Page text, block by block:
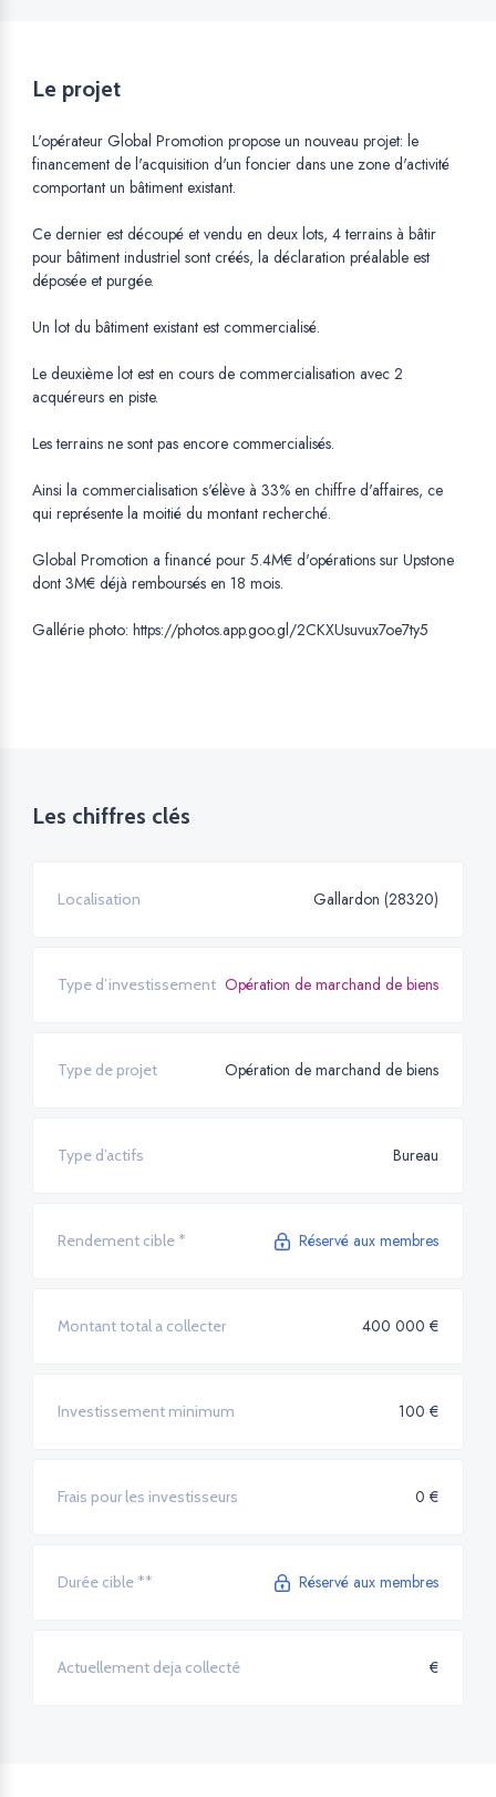
Le projet
L'opérateur Global Promotion propose un nouveau projet: le
financement de l'acquisition d'un foncier dans une zone d'activité
comportant un bâtiment existant.
Ce dernier est découpé et vendu en deux lots, 4 terrains à bâtir
pour bâtiment industriel sont créés, la déclaration préalable est
déposée et purgée.
Un lot du bâtiment existant est commercialisé.
Le deuxième lot est en cours de commercialisation avec 2
acquéreurs en piste.
Les terrains ne sont pas encore commercialisés.
Ainsi la commercialisation s'élève à 33% en chiffre d'affaires, ce
qui représente la moitié du montant recherché.
Global Promotion a financé pour 5.4M€ d'opérations sur Upstone
dont 3M€ déjà remboursés en 18 mois.
Gallérie photo: https://photos.app.goo.gl/2CKXUsuvux7oe7ty5
Les chiffres clés
Localisation Gallardon (28320)
Type d’investissement Opération de marchand de biens
Type de projet Opération de marchand de biens
Type d’actifs Bureau
Rendement cible * Réservé aux membres
Montant total a collecter 400 000 €
Investissement minimum 100 €
Frais pour les investisseurs 0 €
Durée cible ** Réservé aux membres
Actuellement deja collecté €